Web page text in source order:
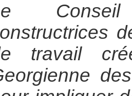
travail